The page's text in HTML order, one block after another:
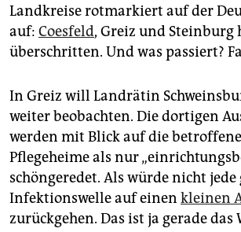
Landkreise rotmarkiert auf der
auf: Coesfeld, Greiz und Steinburg
überschritten. Und was passiert?
In Greiz will Landrätin
weiter beobachten. Die dortigen
werden mit Blick auf die
Pflegeheime als nur
schöngeredet. Als würde nicht jede
Infektionswelle auf einen kleinen
zurückgehen. Das ist ja gerade das